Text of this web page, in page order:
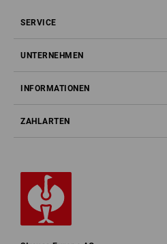
SERVICE
UNTERNEHMEN
INFORMATIONEN
ZAHLARTEN